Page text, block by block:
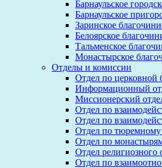
Барнаульское
Барнаульское
Заринское
Белоярское
Тальменское
Монастырское
Отделы и комиссии
Отдел по церковной
Информационный
Миссионерский
Отдел по
Отдел по
Отдел по
Отдел по
Отдел религиозного
Отдел по